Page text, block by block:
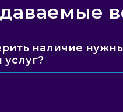
наличие